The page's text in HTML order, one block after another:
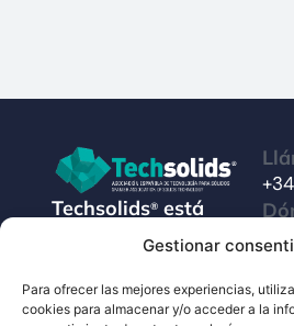
Gestionar
Para ofrecer las mejores experiencias,
cookies para almacenar y/o acceder a la
Techsolids®está
formado por las
integran toda la
tecnología y los
C/